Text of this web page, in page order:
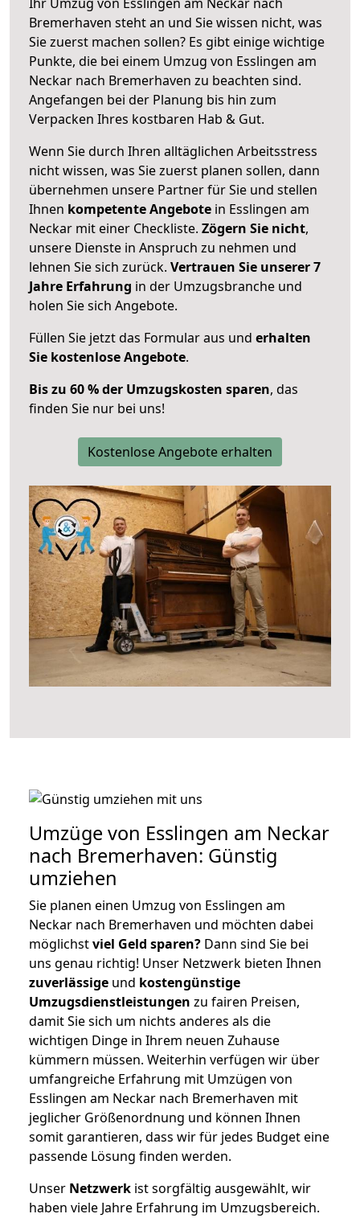
Bremerhaven steht an und Sie wissen nicht, was
Sie zuerst machen sollen? Es gibt einige wichtige
Punkte, die bei einem Umzug von Esslingen am
Neckar nach Bremerhaven zu beachten sind.
Angefangen bei der Planung bis hin zum
Verpacken Ihres kostbaren Hab & Gut.
Wenn Sie durch Ihren alltäglichen Arbeitsstress
nicht wissen, was Sie zuerst planen sollen, dann
übernehmen unsere Partner für Sie und stellen
Ihnen kompetente Angebote in Esslingen am
Neckar mit einer Checkliste. Zögern Sie nicht,
unsere Dienste in Anspruch zu nehmen und
lehnen Sie sich zurück. Vertrauen Sie unserer 7
Jahre Erfahrung in der Umzugsbranche und
holen Sie sich Angebote.
Füllen Sie jetzt das Formular aus und erhalten
Sie kostenlose Angebote.
Bis zu 60 % der Umzugskosten sparen, das
finden Sie nur bei uns!
Kostenlose Angebote erhalten
Umzüge von Esslingen am Neckar
nach Bremerhaven: Günstig
umziehen
Sie planen einen Umzug von Esslingen am
Neckar nach Bremerhaven und möchten dabei
möglichstviel Geld sparen? Dann sind Sie bei
uns genau richtig! Unser Netzwerk bieten Ihnen
zuverlässige und kostengünstige
Umzugsdienstleistungen zu fairen Preisen,
damit Sie sich um nichts anderes als die
wichtigen Dinge in Ihrem neuen Zuhause
kümmern müssen. Weiterhin verfügen wir über
umfangreiche Erfahrung mit Umzügen von
Esslingen am Neckar nach Bremerhaven mit
jeglicher Größenordnung und können Ihnen
somit garantieren, dass wir für jedes Budget eine
passende Lösung finden werden.
Unser Netzwerk ist sorgfältig ausgewählt, wir
haben viele Jahre Erfahrung im Umzugsbereich.